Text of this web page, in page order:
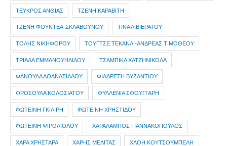
ΤΕΥΚΡΟΣ ΑΝΘΙΑΣ ΤΖΕΝΗ ΚΑΡΑΒΙΤΗ
ΤΖΕΝΗ ΦΟΥΝΤΕΑ-ΣΚΛΑΒΟΥΝΟΥ ΤΙΝΑ ΛΙΒΙΕΡΑΤΟΥ
ΤΟΛΗΣ ΝΙΚΗΦΟΡΟΥ ΤΟΥΓΤΣΕ ΤΕΚΑΝΛΙ-ΑΝΔΡΕΑΣ ΤΙΜΟΘΕΟΥ
ΤΡΙΑΔΑ ΕΜΜΑΝΟΥΗΛΙΔΟΥ ΤΣΑΜΠΙΚΑ ΧΑΤΖΗΝΙΚΟΛΑ
ΦΑΝΟΥΛΑ ΑΘΑΝΑΣΙΑΔΟΥ ΦΙΛΑΡΕΤΗ ΒΥΖΑΝΤΙΟΥ
ΦΡΟΣΟΥΛΑ ΚΟΛΟΣΙΑΤΟΥ ΦΥΛΛΕΝΙΑ ΣΦΟΥΓΓΑΡΗ
ΦΩΤΕΙΝΗ ΓΚΙΛΙΡΗ ΦΩΤΕΙΝΗ ΧΡΗΣΤΙΔΟΥ
ΦΩΤΕΙΝΗ ΨΙΡΟΛΙΟΛΟΥ ΧΑΡΑΛΑΜΠΟΣ ΓΙΑΝΝΑΚΟΠΟΥΛΟΣ
ΧΑΡΑ ΧΡΗΣΤΑΡΑ ΧΑΡΗΣ ΜΕΛΙΤΑΣ ΧΛΟΗ ΚΟΥΤΣΟΥΜΠΕΛΗ